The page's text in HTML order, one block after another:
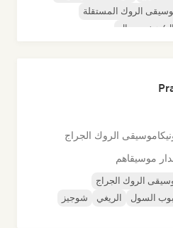
الروك المستقلة
هيفي ميتال
موسيقى الروك الجراج
موسيقاهم
الروك الجراج
السول الريغي
شوجيز